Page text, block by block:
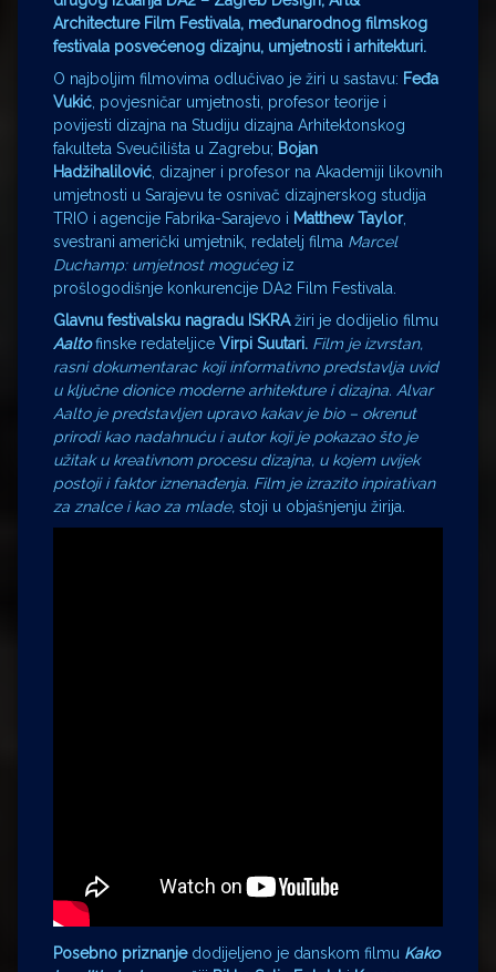
Architecture Film Festivala, međunarodnog filmskog
festivala posvećenog dizajnu, umjetnosti i arhitekturi.
O najboljim filmovima odlučivao je žiri u sastavu: Feđa
Vukić , povjesničar umjetnosti, profesor teorije i
povijesti dizajna na Studiju dizajna Arhitektonskog
fakulteta Sveučilišta u Zagrebu; Bojan
Hadžihalilović , dizajner i profesor na Akademiji likovnih
umjetnosti u Sarajevu te osnivač dizajnerskog studija
TRIO i agencije Fabrika-Sarajevo i Matthew Taylor,
svestrani američki umjetnik, redatelj filma Marcel
Duchamp: umjetnost mogućeg iz
prošlogodišnje konkurencije DA2 Film Festivala.
Glavnu festivalsku nagradu ISKRAžiri je dodijelio filmu
Aaltofinske redateljice Virpi Suutari. Film je izvrstan,
rasni dokumentarac koji informativno predstavlja uvid
u ključne dionice moderne arhitekture i dizajna. Alvar
Aalto je predstavljen upravo kakav je bio – okrenut
prirodi kao nadahnuću i autor koji je pokazao što je
užitak u kreativnom procesu dizajna, u kojem uvijek
postoji i faktor iznenađenja. Film je izrazito inpirativan
za znalce i kao za mlade, stoji u objašnjenju žirija.
Posebno priznanjedodijeljeno je danskom filmu Kako